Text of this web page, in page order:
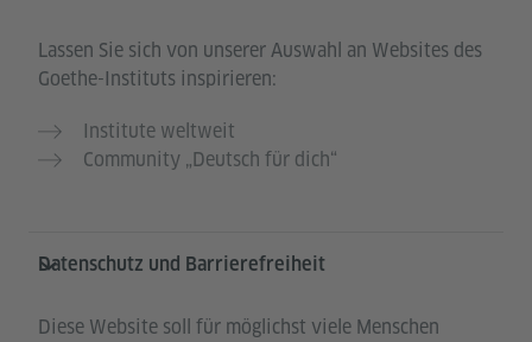
Lassen Sie sich von unserer Auswahl an Websites des
Goethe-Instituts inspirieren:
Institute weltweit
Community „Deutsch für dich“
Datenschutz und Barrierefreiheit
Diese Website soll für möglichst viele Menschen